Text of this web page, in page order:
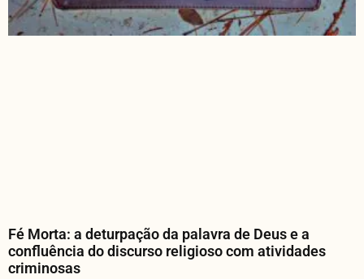
Fé Morta: a deturpação da palavra de Deus e a
confluência do discurso religioso com atividades
criminosas